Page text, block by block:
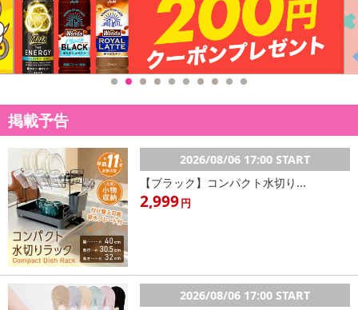
掲載予告
2026/08/06 17:00 START
【ブラック】コンパクト水切り...
2,999円
2026/08/06 17:00 START